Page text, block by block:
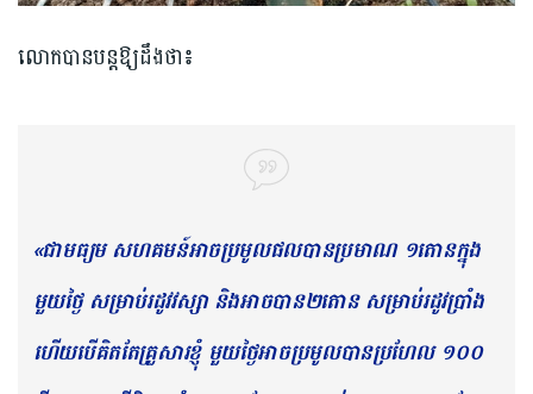
លោកបានបន្តឱ្យដឹងថា៖
«ជាមធ្យម សហគមន៍អាចប្រមូលផលបានប្រមាណ ១តោនក្នុង
មួយថ្ងៃ សម្រាប់រដូវវស្សា និងអាចបាន២តោន សម្រាប់រដូវប្រាំង
ហើយបើគិតតែគ្រួសារខ្ញុំ មួយថ្ងៃ​អាច​ប្រមូលបានប្រហែល ១០០